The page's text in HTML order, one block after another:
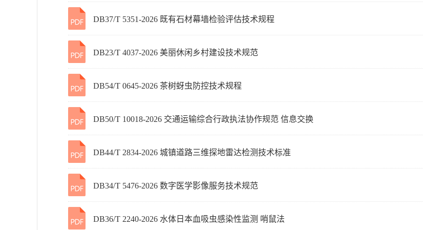
DB37/T 5351-2026 既有石材幕墙检验评估技术规程
DB23/T 4037-2026 美丽休闲乡村建设技术规范
DB54/T 0645-2026 茶树蚜虫防控技术规程
DB50/T 10018-2026 交通运输综合行政执法协作规范 信息交换
DB44/T 2834-2026 城镇道路三维探地雷达检测技术标准
DB34/T 5476-2026 数字医学影像服务技术规范
DB36/T 2240-2026 水体日本血吸虫感染性监测 哨鼠法